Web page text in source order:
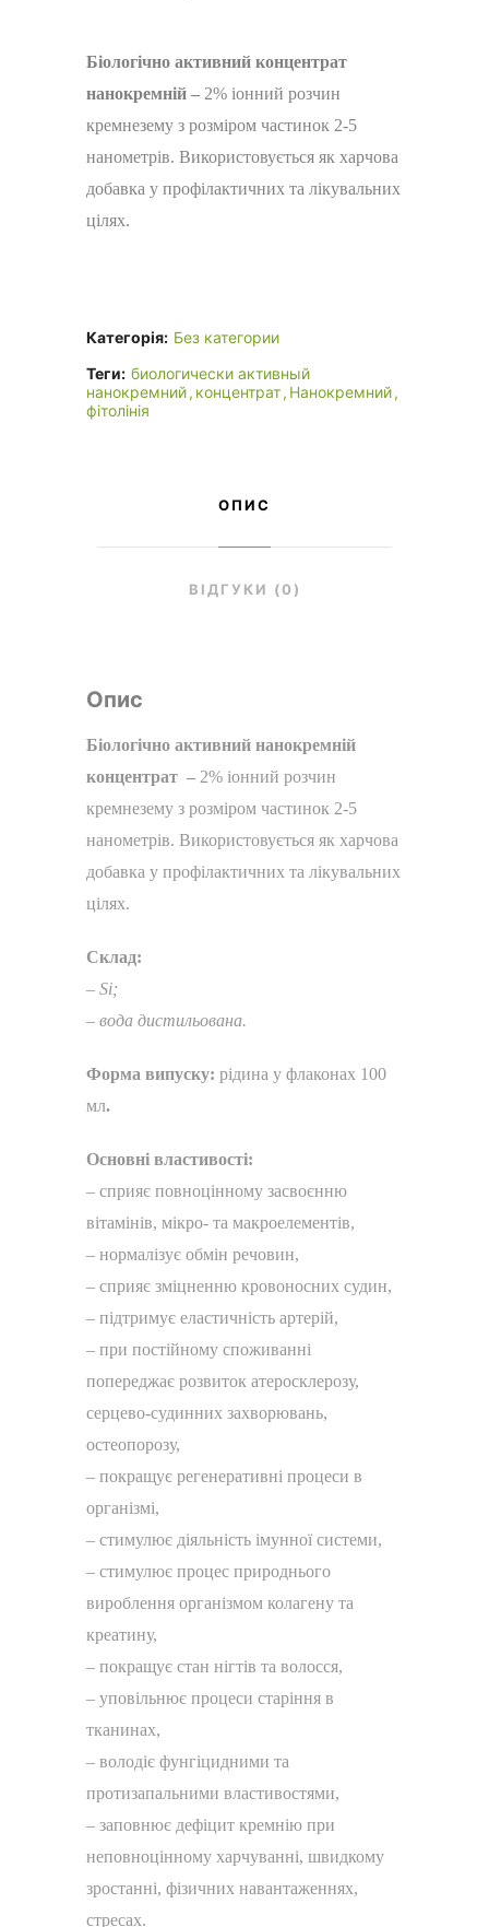
Біологічно активний концентрат
нанокремній – 2% іонний розчин
кремнезему з розміром частинок 2-5
нанометрів. Використовується як харчова
добавка у профілактичних та лікувальних
цілях.
Категорія: Без категории
Теги: биологически активный
нанокремний концентрат Нанокремний
фітолінія
ОПИС
ВІДГУКИ (0)
Опис
Біологічно активний нанокремній
концентрат – 2% іонний розчин
кремнезему з розміром частинок 2-5
нанометрів. Використовується як харчова
добавка у профілактичних та лікувальних
цілях.
Склад:
– Si;
– вода дистильована.
Форма випуску: рідина у флаконах 100
мл.
Основні властивості:
– сприяє повноцінному засвоєнню
вітамінів, мікро- та макроелементів,
– нормалізує обмін речовин,
– сприяє зміцненню кровоносних судин,
– підтримує еластичність артерій,
– при постійному споживанні
попереджає розвиток атеросклерозу,
серцево-судинних захворювань,
остеопорозу,
– покращує регенеративні процеси в
організмі,
– стимулює діяльність імунної системи,
– стимулює процес природнього
вироблення організмом колагену та
креатину,
– покращує стан нігтів та волосся,
– уповільнює процеси старіння в
тканинах,
– володіє фунгіцидними та
протизапальними властивостями,
– заповнює дефіцит кремнію при
неповноцінному харчуванні, швидкому
зростанні, фізичних навантаженнях,
стресах.